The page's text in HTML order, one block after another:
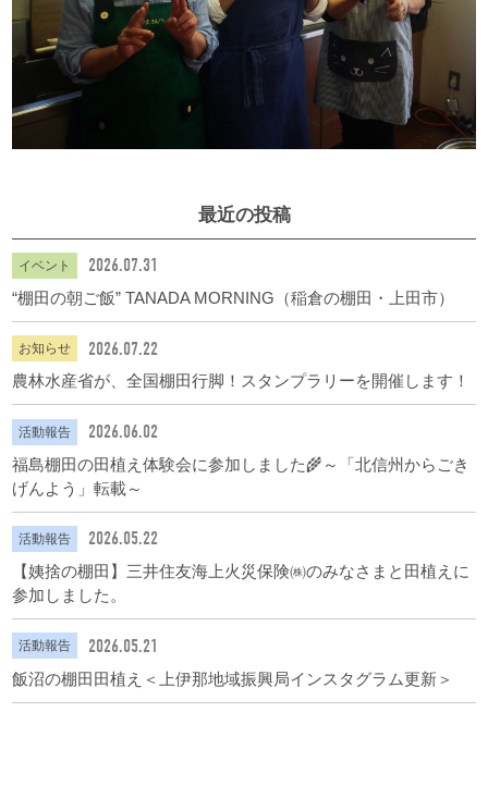
最近の投稿
イベント 2026.07.31
“棚田の朝ご飯” TANADA MORNING（稲倉の棚田・上田市）
お知らせ 2026.07.22
農林水産省が、全国棚田行脚！スタンプラリーを開催します！
活動報告 2026.06.02
福島棚田の田植え体験会に参加しました🌾～「北信州からごき
げんよう」転載～
活動報告 2026.05.22
【姨捨の棚田】三井住友海上火災保険㈱のみなさまと田植えに
参加しました。
活動報告 2026.05.21
飯沼の棚田田植え＜上伊那地域振興局インスタグラム更新＞